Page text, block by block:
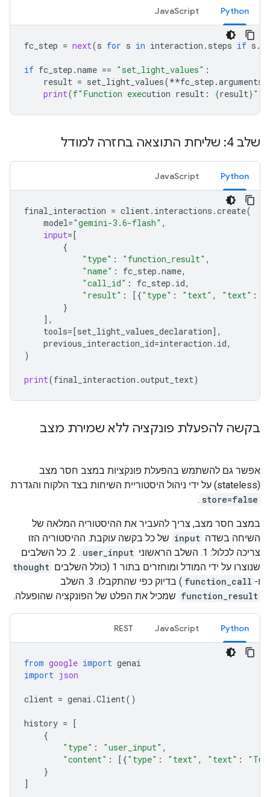
Python
JavaScript
fc_step = next(s for s in interaction . steps if s .
if fc_step .name == "set_light_values" :
result = set_light_values(**fc_step .arguments
print(f"Function execution result: {result}"
שלב 4: שליחת התוצאה בחזרה למודל
Python
JavaScript
final_interaction = client. interactions .create(
model="gemini-3.6-flash" ,
input= [
{
"type" : "function_result" ,
"name" : fc_step .name,
"call_id" : fc_step . id,
"result" : [{"type" : "text" , "text" :
}
],
tools= [set_light_values_declaration],
previous_interaction_id=interaction . id,
)
print(final_interaction .output_text)
בקשה להפעלת פונקציה ללא שמירת מצב
אפשר גם להשתמש בהפעלת פונקציות במצב חסר מצב
(stateless) על ידי ניהול היסטוריית השיחות בצד הלקוח והגדרת
store=false
.
במצב חסר מצב, צריך להעביר את ההיסטוריה המלאה של
השיחה בשדה input של כל בקשה עוקבת. ההיסטוריה הזו
צריכה לכלול: ‫1. השלב הראשוני
user_input
. 2. כל השלבים
שנוצרו על ידי המודל ומוחזרים בתור 1 (כולל השלבים
thought
ו- function_call ) בדיוק כפי שהתקבלו. 3. השלב
function_result שמכיל את הפלט של הפונקציה שהופעלה.
Python
JavaScript
REST
from google import genai
import json
client = genai .Client()
history =
[
{
"type" : "user_input" ,
"content" : [{"type" : "text" , "text" :
}
]